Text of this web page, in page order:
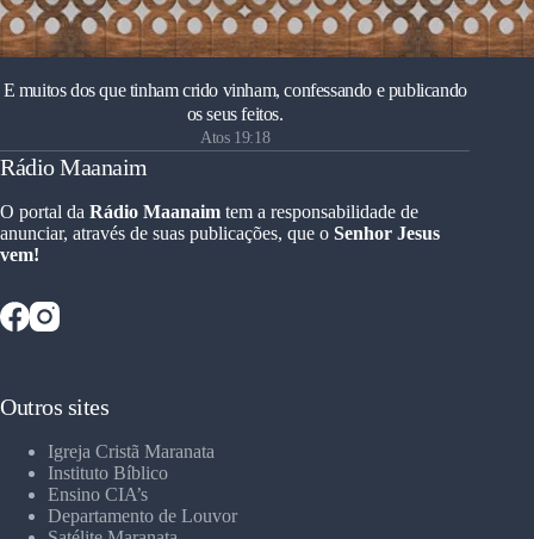
E muitos dos que tinham crido vinham, confessando e publicando
os seus feitos.
Atos 19:18
Rádio Maanaim
O portal da Rádio Maanaim tem a responsabilidade de
anunciar, através de suas publicações, que o Senhor Jesus
vem!
Outros sites
Igreja Cristã Maranata
Instituto Bíblico
Ensino CIA’s
Departamento de Louvor